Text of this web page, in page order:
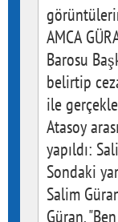
AMCA
Barosu
belirtip
ile
Atasoy
yapıldı:
Sondaki
Salim
Güran,